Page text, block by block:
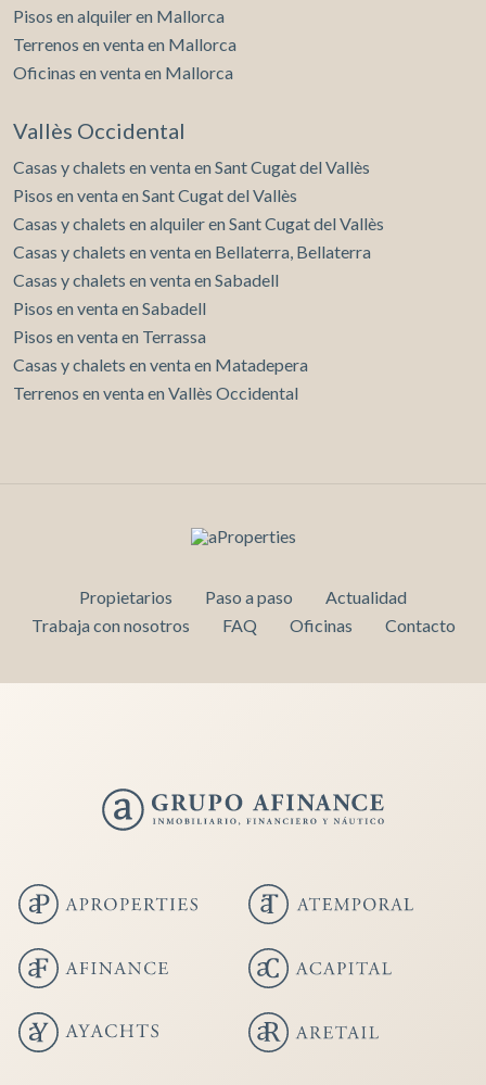
Pisos en alquiler en Mallorca
Terrenos en venta en Mallorca
Oficinas en venta en Mallorca
Vallès Occidental
Casas y chalets en venta en Sant Cugat del Vallès
Pisos en venta en Sant Cugat del Vallès
Casas y chalets en alquiler en Sant Cugat del Vallès
Casas y chalets en venta en Bellaterra, Bellaterra
Casas y chalets en venta en Sabadell
Pisos en venta en Sabadell
Pisos en venta en Terrassa
Casas y chalets en venta en Matadepera
Terrenos en venta en Vallès Occidental
Propietarios Paso a paso
Actualidad
Trabaja con nosotros
FAQ Oficinas Contacto